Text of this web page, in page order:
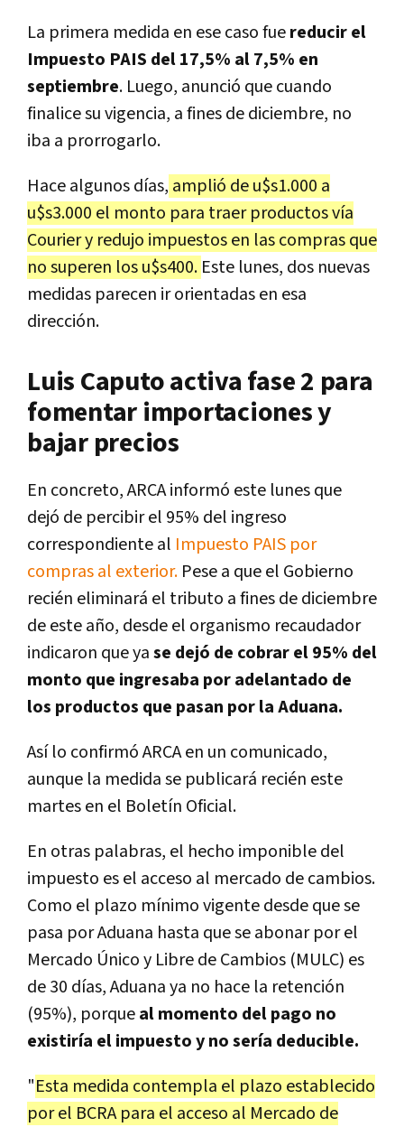
La primera medida en ese caso fuereducir el
Impuesto PAIS del 17,5% al 7,5% en
septiembre. Luego, anunció que cuando
finalice su vigencia, a fines de diciembre, no
iba a prorrogarlo.
Hace algunos días, amplió de u$s1.000 a
u$s3.000 el monto para traer productos vía
Courier y redujo impuestos en las compras que
no superen los u$s400. Este lunes, dos nuevas
medidas parecen ir orientadas en esa
dirección.
Luis Caputo activa fase 2 para
fomentar importaciones y
bajar precios
En concreto, ARCA informó este lunes que
dejó de percibir el 95% del ingreso
correspondiente al Impuesto PAIS por
compras al exterior. Pese a que el Gobierno
recién eliminará el tributo a fines de diciembre
de este año, desde el organismo recaudador
indicaron que yase dejó de cobrar el 95% del
monto que ingresaba por adelantado de
los productos que pasan por la Aduana.
Así lo confirmó ARCA en un comunicado,
aunque la medida se publicará recién este
martes en el Boletín Oficial.
En otras palabras, el hecho imponible del
impuesto es el acceso al mercado de cambios.
Como el plazo mínimo vigente desde que se
pasa por Aduana hasta que se abonar por el
Mercado Único y Libre de Cambios (MULC) es
de 30 días, Aduana ya no hace la retención
(95%), porqueal momento del pago no
existiría el impuesto y no sería deducible.
"Esta medida contempla el plazo establecido
por el BCRA para el acceso al Mercado de